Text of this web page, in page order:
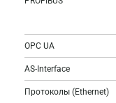
OPC UA
AS-Interface
Протоколы (Ethernet)